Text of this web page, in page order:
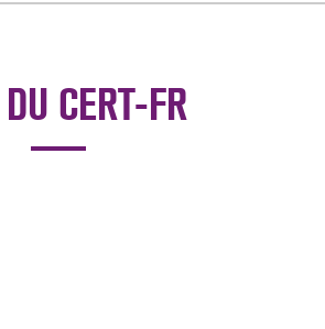
CERT-FR